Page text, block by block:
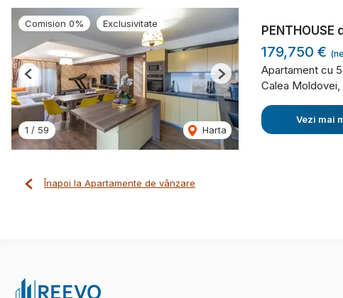
Comision 0% Exclusivitate
1 / 59 Harta
Previous Next
179,750 €
Apartament cu
Calea Moldovei,
Vezi mai
Înapoi la Apartamente de vânzare